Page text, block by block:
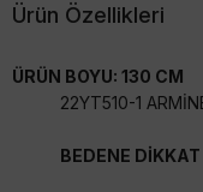
Ürün Özellikleri
ÜRÜN BOYU: 130 CM
22YT510-1
BEDENE DİKKAT